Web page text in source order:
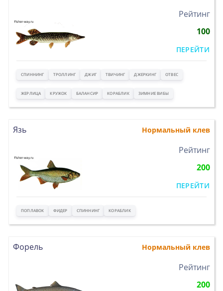
Рейтинг
100
ПЕРЕЙТИ
СПИННИНГ ТРОЛЛИНГ ДЖИГ ТВИЧИНГ ДЖЕРКИНГ ОТВЕС
ЖЕРЛИЦА КРУЖОК БАЛАНСИР КОРАБЛИК ЗИМНИЕ ВИБЫ
Язь Нормальный клев
Рейтинг
200
ПЕРЕЙТИ
ПОПЛАВОК ФИДЕР СПИННИНГ КОРАБЛИК
Форель Нормальный клев
Рейтинг
200